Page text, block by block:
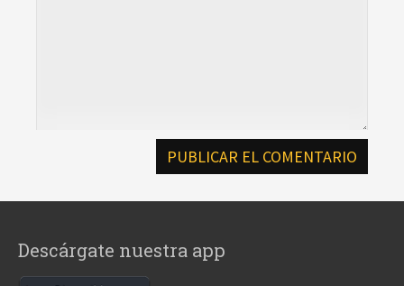
Descárgate nuestra app